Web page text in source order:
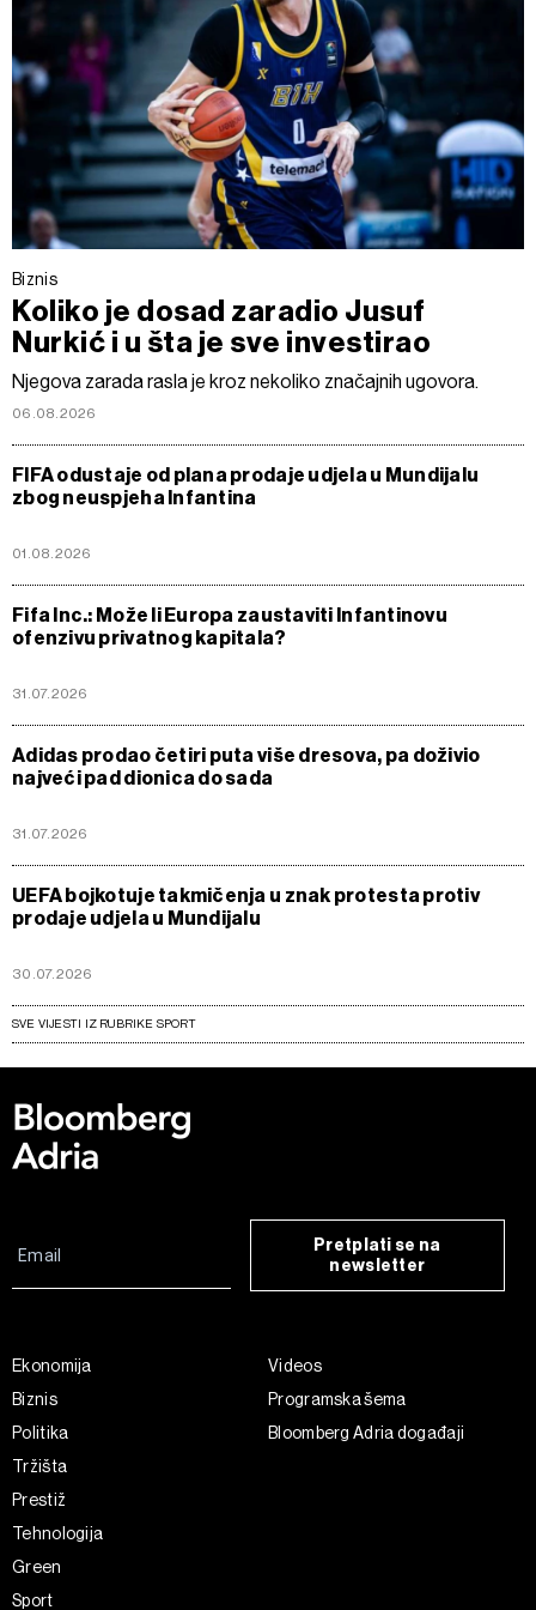
Biznis
Koliko je dosad zaradio Jusuf
Nurkić i u šta je sve investirao
Njegova zarada rasla je kroz nekoliko značajnih ugovora.
06.08.2026
FIFA odustaje od plana prodaje udjela u Mundijalu
zbog neuspjeha Infantina
01.08.2026
Fifa Inc.: Može li Europa zaustaviti Infantinovu
ofenzivu privatnog kapitala?
31.07.2026
Adidas prodao četiri puta više dresova, pa doživio
najveći pad dionica do sada
31.07.2026
UEFA bojkotuje takmičenja u znak protesta protiv
prodaje udjela u Mundijalu
30.07.2026
SVE VIJESTI IZ RUBRIKE SPORT
Pretplati se na
newsletter
Ekonomija
Biznis
Politika
Tržišta
Prestiž
Tehnologija
Green
Sport
Videos
Programska šema
Bloomberg Adria događaji